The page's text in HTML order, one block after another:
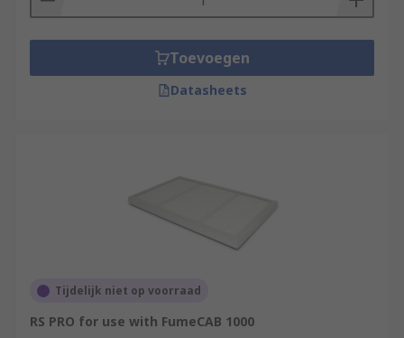
Toevoegen
Datasheets
Tijdelijk niet op voorraad
RS PRO for use with FumeCAB 1000